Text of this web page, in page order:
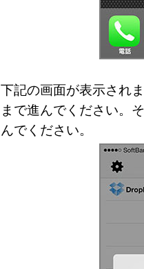
下記の画面が表示され
まで進んでください。
んでください。